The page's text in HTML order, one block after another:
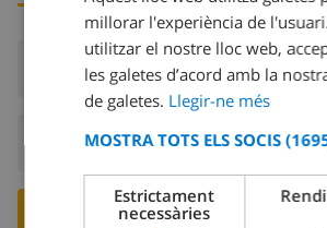
Arribada:Des de 16:00
Sortida:Abans:
RESERVA AQUESTA
millorar l'experiència de
utilitzar el nostre lloc web,
les galetes d’acord amb la
de galetes. Llegir-ne més
MOSTRA TOTS ELS SOCIS
Estrictament
necessàries